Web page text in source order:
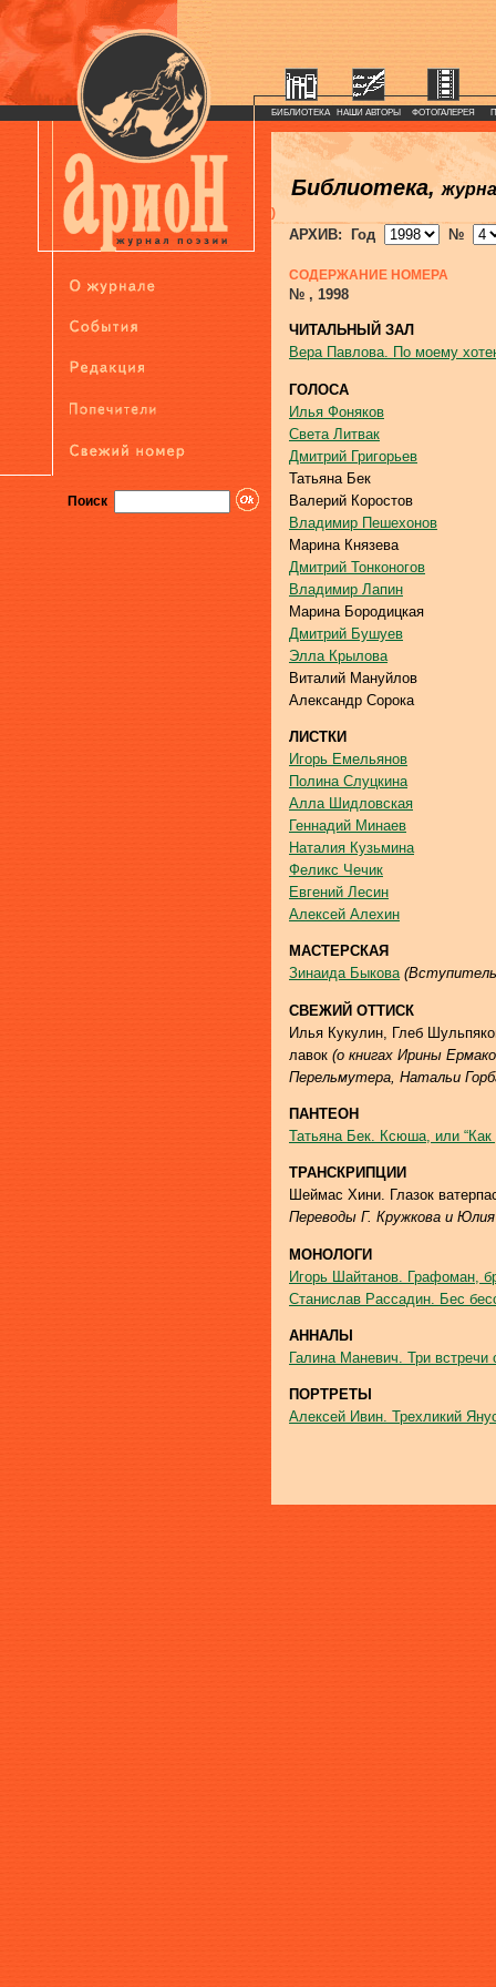
Поиск
БИБЛИОТЕКА НАШИ АВТОРЫ ФОТОГАЛЕРЕЯ
Библиотека,
)
АРХИВ: Год №
СОДЕРЖАНИЕ НОМЕРА
№ , 1998
ЧИТАЛЬНЫЙ ЗАЛ
Вера Павлова. По моему
ГОЛОСА
Илья Фоняков
Света Литвак
Дмитрий Григорьев
Татьяна Бек
Валерий Коростов
Владимир Пешехонов
Марина Князева
Дмитрий Тонконогов
Владимир Лапин
Марина Бородицкая
Дмитрий Бушуев
Элла Крылова
Виталий Мануйлов
Александр Сорока
ЛИСТКИ
Игорь Емельянов
Полина Слуцкина
Алла Шидловская
Геннадий Минаев
Наталия Кузьмина
Феликс Чечик
Евгений Лесин
Алексей Алехин
МАСТЕРСКАЯ
Зинаида Быкова
СВЕЖИЙ ОТТИСК
Илья Кукулин, Глеб
лавок (о книгах Ирины
Перельмутера, Натальи
ПАНТЕОН
Татьяна Бек. Ксюша, или “Как
ТРАНСКРИПЦИИ
Шеймас Хини. Глазок
Переводы Г. Кружкова и Юлия
МОНОЛОГИ
Игорь Шайтанов. Графоман,
Станислав Рассадин. Бес
АННАЛЫ
Галина Маневич. Три встречи
ПОРТРЕТЫ
Алексей Ивин. Трехликий